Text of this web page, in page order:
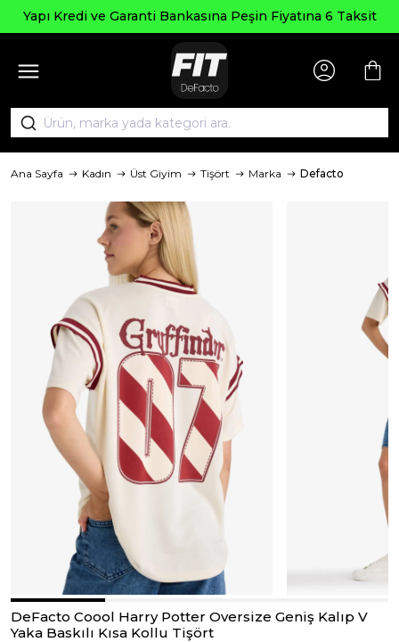
Yapı Kredi ve Garanti Bankasına Peşin Fiyatına 6 Taksit
Ana Sayfa Kadın Üst Giyim Tişört Marka Defacto
DeFacto Coool Harry Potter Oversize Geniş Kalıp V
Yaka Baskılı Kısa Kollu Tişört